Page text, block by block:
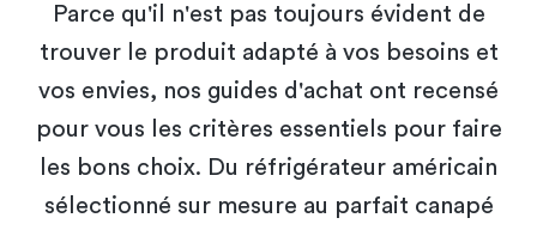
Parce qu'il n'est pas toujours évident de
trouver le produit adapté à vos besoins et
vos envies, nos guides d'achat ont recensé
pour vous les critères essentiels pour faire
les bons choix. Du réfrigérateur américain
sélectionné sur mesure au parfait canapé